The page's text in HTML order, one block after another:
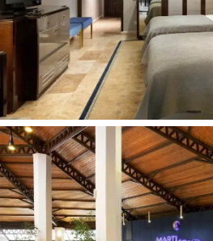
Privatus
Stambaus žvyro
Skėčiai, gultai - nemokamai
Kontaktai:
Adresas:Tekirova, 07995 Kemer/
Telefonas:+90 (242) 821 50 11
Internetinė svetainė: